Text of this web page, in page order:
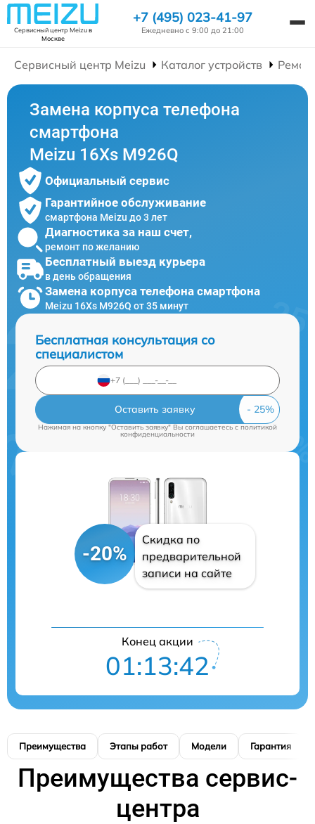
Сервисный центр Meizuв
Москве
+7 (495) 023-41-97
Ежедневно с 9:00 до 21:00
Сервисный центр Meizu Каталог устройств
Замена корпуса телефона
смартфона
Meizu 16Xs M926Q
Официальный сервис
Гарантийное обслуживание
смартфона Meizu до 3 лет
Диагностика за наш счет,
ремонт по желанию
Бесплатный выезд курьера
в день обращения
Замена корпуса телефона смартфона
Meizu 16Xs M926Q от 35 минут
Бесплатная консультация со
специалистом
Оставить заявку
Нажимая на кнопку "Оставить заявку" Вы соглашаетесь cполитикой
конфиденциальности
-20%
Скидка по
предварительной
записи на сайте
Конец акции
01:13:42
Преимущества Этапы работ Модели Гарантия
Преимущества сервис-
центра